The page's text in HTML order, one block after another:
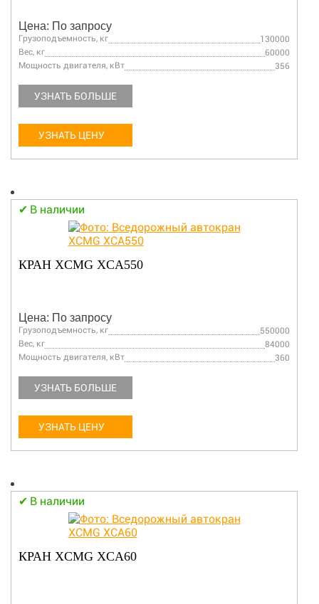
Цена: По запросу
Грузоподъемность, кг
130000
Вес, кг
60000
Мощность двигателя, кВт
356
УЗНАТЬ БОЛЬШЕ
УЗНАТЬ ЦЕНУ
В наличии
КРАН XCMG XCA550
Цена: По запросу
Грузоподъемность, кг
550000
Вес, кг
84000
Мощность двигателя, кВт
360
УЗНАТЬ БОЛЬШЕ
УЗНАТЬ ЦЕНУ
В наличии
КРАН XCMG XCA60